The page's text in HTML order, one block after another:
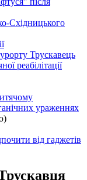
Східницького
Трускавець
реабілітації
ураженнях
від гаджетів